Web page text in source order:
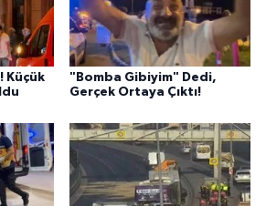
Küçük
"Bomba Gibiyim" Dedi,
Gerçek Ortaya Çıktı!